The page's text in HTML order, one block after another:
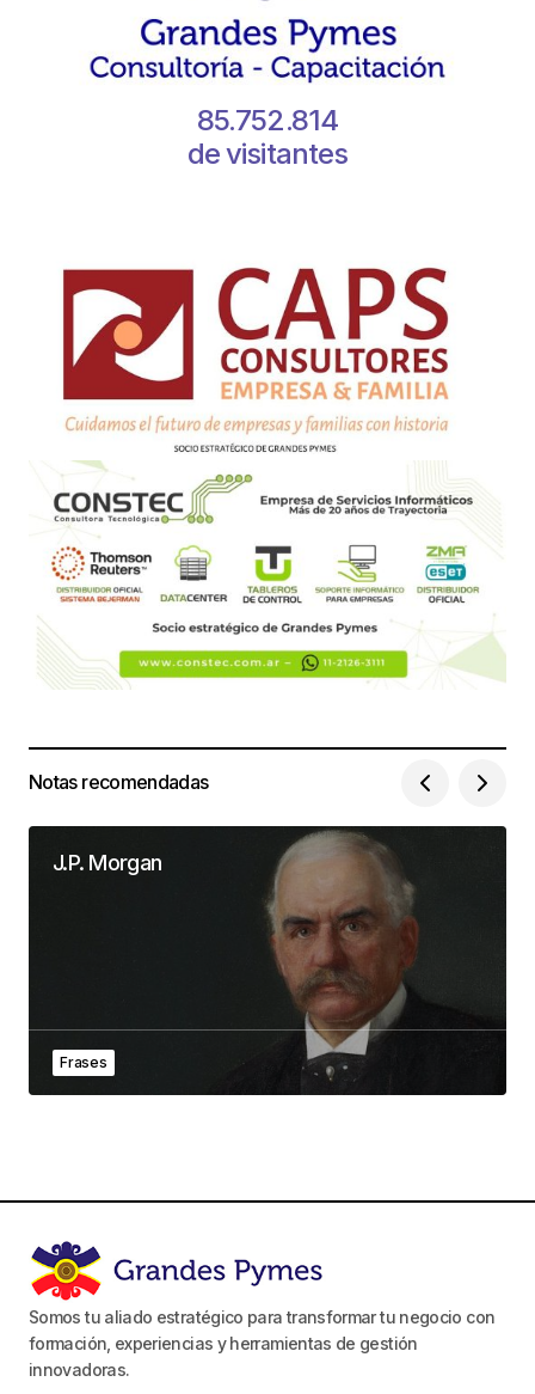
85.752.814
de visitantes
Notas recomendadas
J.P. Morgan
Frases
Somos tu aliado estratégico para transformar tu negocio con
formación, experiencias y herramientas de gestión
innovadoras.